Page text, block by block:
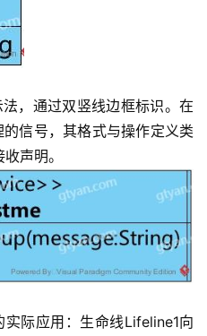
，通过双竖线边框标识。在
信号，其格式与操作定义类
声明。
际应用：生命线Lifeline1向